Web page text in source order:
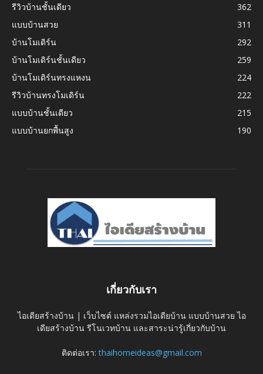
รีวิวบ้านชั้นเดียว
362
แบบบ้านสวย
311
บ้านโมเดิร์น
292
บ้านโมเดิร์นชั้นเดียว
259
บ้านโมเดิร์นทรงแหงน
224
รีวิวบ้านทรงโมเดิร์น
222
แบบบ้านชั้นเดียว
215
แบบบ้านยกพื้นสูง
190
เกี่ยวกับเรา
ไอเดียสร้างบ้าน | เว็บไซต์ แหล่งรวมไอเดียบ้าน แบบบ้านสวย ไอ
เดียสร้างบ้าน รีโนเวทบ้าน และสาระน่ารู้เกี่ยวกับบ้าน
ติดต่อเรา:thaihomeideas@gmail.com